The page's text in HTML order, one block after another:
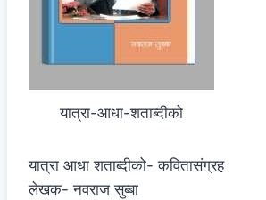
यात्रा-आधा-शताब्दीको
यात्रा आधा शताब्दीको- कवितासंग्रह
लेखक- नवराज सुब्बा